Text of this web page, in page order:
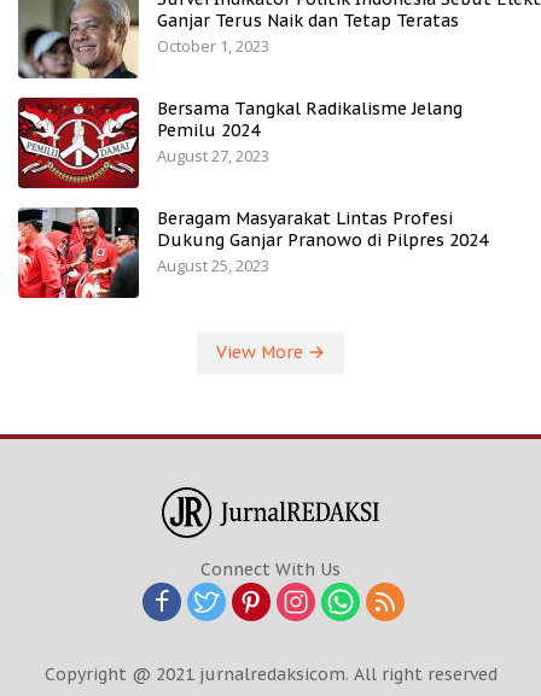
Ganjar Terus Naik dan Tetap Teratas
October 1, 2023
Bersama Tangkal Radikalisme Jelang
Pemilu 2024
August 27, 2023
Beragam Masyarakat Lintas Profesi
Dukung Ganjar Pranowo di Pilpres 2024
August 25, 2023
View More
Connect With Us
Copyright @ 2021 jurnalredaksicom. All right reserved